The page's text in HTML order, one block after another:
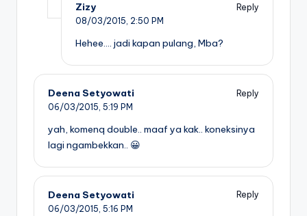
Zizy
Reply
08/03/2015, 2:50 PM
Hehee…. jadi kapan pulang, Mba?
Deena Setyowati
Reply
06/03/2015, 5:19 PM
yah, komenq double.. maaf ya kak.. koneksinya
lagi ngambekkan.. 😀
Deena Setyowati
Reply
06/03/2015, 5:16 PM